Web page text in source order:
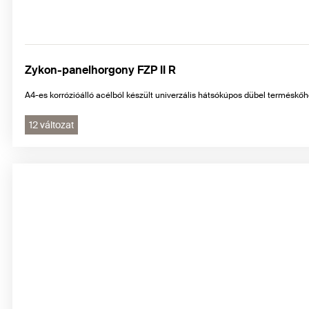
Zykon-panelhorgony FZP II R
A4-es korrózióálló acélból készült univerzális hátsókúpos dübel
12 változat